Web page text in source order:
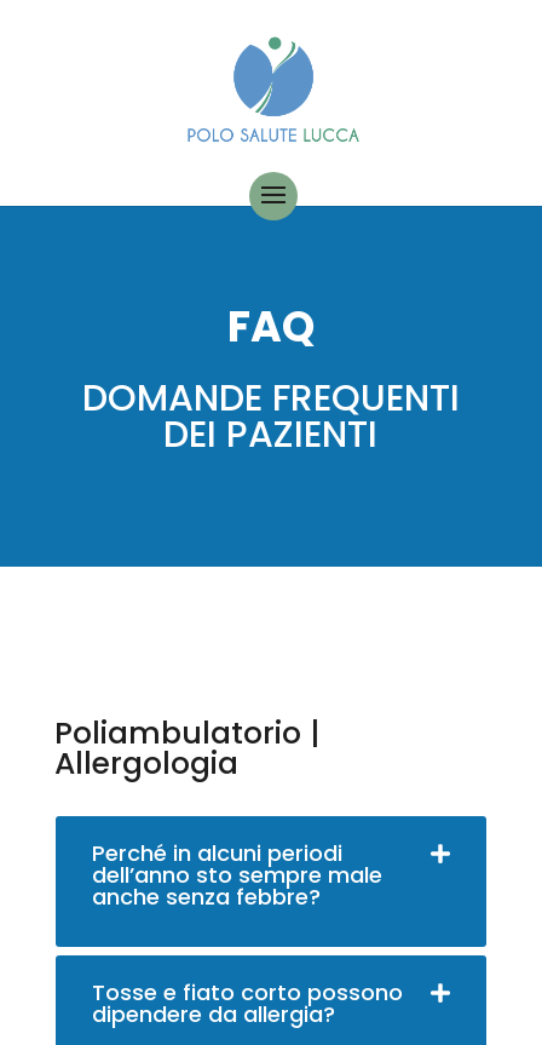
FAQ
DOMANDE FREQUENTI
DEI PAZIENTI
Poliambulatorio |
Allergologia
Perché in alcuni periodi
dell’anno sto sempre male
anche senza febbre?
Tosse e fiato corto possono
dipendere da allergia?